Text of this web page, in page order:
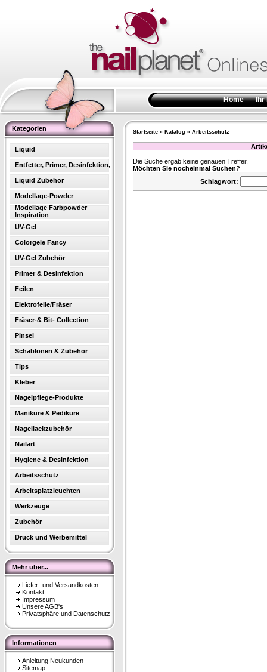
Home Ihr
Kategorien
Liquid
Entfetter, Primer, Desinfektion,
Liquid Zubehör
Modellage-Powder
Modellage Farbpowder
Inspiration
UV-Gel
Colorgele Fancy
UV-Gel Zubehör
Primer & Desinfektion
Feilen
Elektrofeile/Fräser
Fräser-& Bit- Collection
Pinsel
Schablonen & Zubehör
Tips
Kleber
Nagelpflege-Produkte
Maniküre & Pediküre
Nagellackzubehör
Nailart
Hygiene & Desinfektion
Arbeitsschutz
Arbeitsplatzleuchten
Werkzeuge
Zubehör
Druck und Werbemittel
Mehr über...
Liefer- und Versandkosten
Kontakt
Impressum
Unsere AGB's
Privatsphäre und Datenschutz
Informationen
Anleitung Neukunden
Sitemap
Startseite » Katalog » Arbeitsschutz
Die Suche ergab keine genauen Treffer.
Möchten Sie nocheinmal Suchen?
Schlagwort: